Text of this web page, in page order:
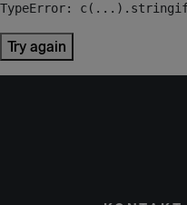
TypeError:
Try again